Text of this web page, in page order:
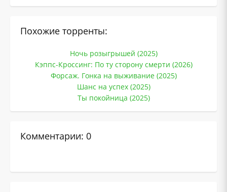
Похожие торренты:
Ночь розыгрышей (2025)
Кэппс-Кроссинг: По ту сторону смерти (2026)
Форсаж. Гонка на выживание (2025)
Шанс на успех (2025)
Ты покойница (2025)
Комментарии: 0